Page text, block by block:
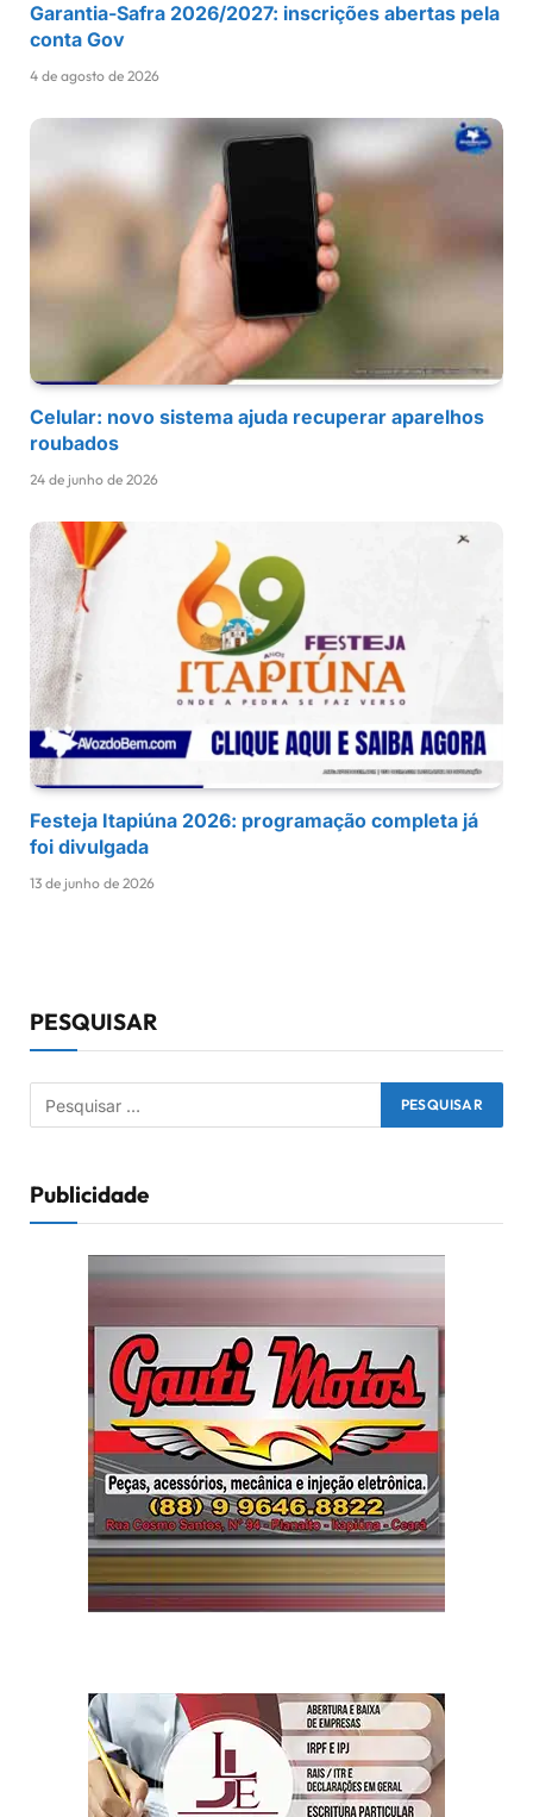
Garantia-Safra 2026/2027: inscrições abertas pela
conta Gov
4 de agosto de 2026
Celular: novo sistema ajuda recuperar aparelhos
roubados
24 de junho de 2026
Festeja Itapiúna 2026: programação completa já
foi divulgada
13 de junho de 2026
PESQUISAR
Publicidade